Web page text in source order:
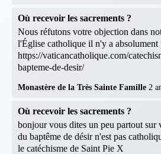
Où recevoir les sacrements ?
Nous réfutons votre objection dans
l'Église catholique il n'y a absolument
https://vaticancatholique.com/
bapteme-de-desir/
Monastère de la Très Sainte Famille 2
Où recevoir les sacrements ?
bonjour vous dites un peu partout sur
du baptême de désir n'est pas
le catéchisme de Saint Pie X